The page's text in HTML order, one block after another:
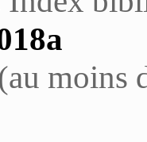
moins